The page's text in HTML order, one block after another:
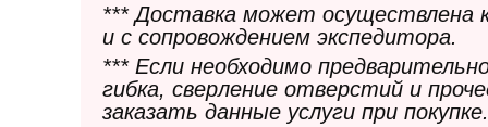
*** Доставка может осуществлена
и с сопровождением экспедитора.
*** Если необходимо
гибка, сверление отверстий и
заказать данные услуги при покупке.